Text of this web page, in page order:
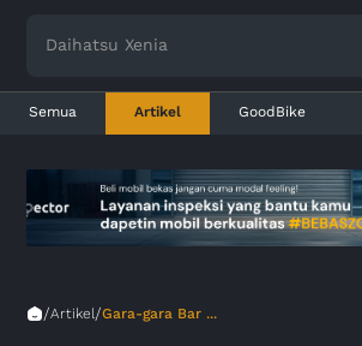
Daihatsu Xenia
Semua Artikel GoodBike
/Artikel/Gara-gara Bar ...